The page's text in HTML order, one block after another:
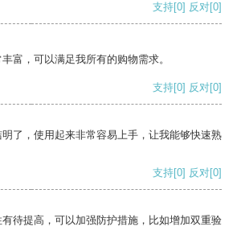
支持[0] 反对[0]
富，可以满足我所有的购物需求。
支持[0] 反对[0]
了，使用起来非常容易上手，让我能够快速熟
支持[0] 反对[0]
待提高，可以加强防护措施，比如增加双重验